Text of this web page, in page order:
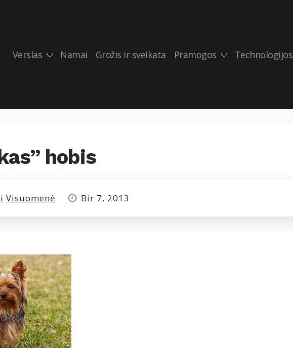
Verslas Namai Grožis ir sveikata Pramogos Technologijos
hobis
Visuomenė Bir 7, 2013